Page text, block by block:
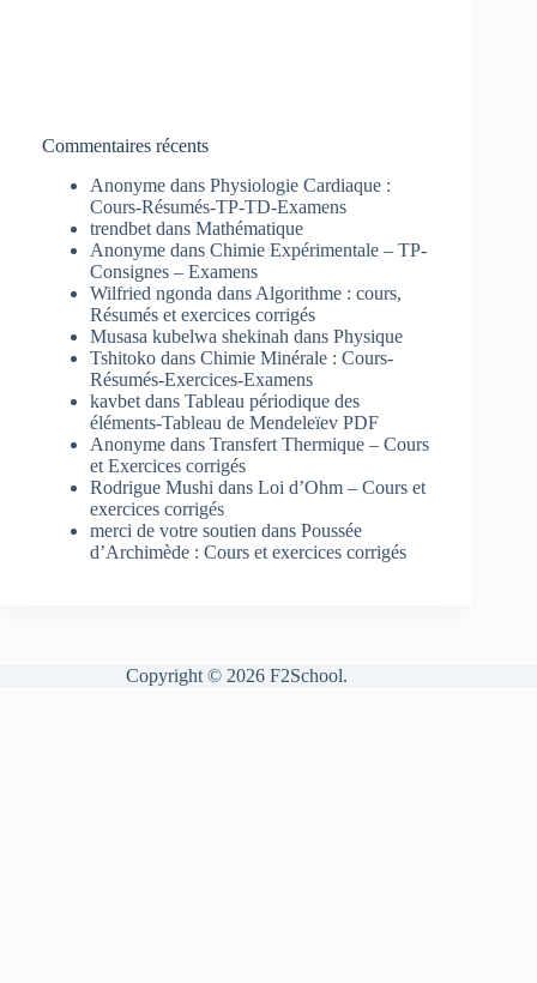
Commentaires récents
Anonyme dans Physiologie Cardiaque :
Cours-Résumés-TP-TD-Examens
trendbet dans Mathématique
Anonyme dans Chimie Expérimentale – TP-
Consignes – Examens
Wilfried ngonda dans Algorithme : cours,
Résumés et exercices corrigés
Musasa kubelwa shekinah dans Physique
Tshitoko dans Chimie Minérale : Cours-
Résumés-Exercices-Examens
kavbet dans Tableau périodique des
éléments-Tableau de Mendeleïev PDF
Anonyme dans Transfert Thermique – Cours
et Exercices corrigés
Rodrigue Mushi dans Loi d’Ohm – Cours et
exercices corrigés
merci de votre soutien dans Poussée
d’Archimède : Cours et exercices corrigés
Copyright © 2026 F2School.